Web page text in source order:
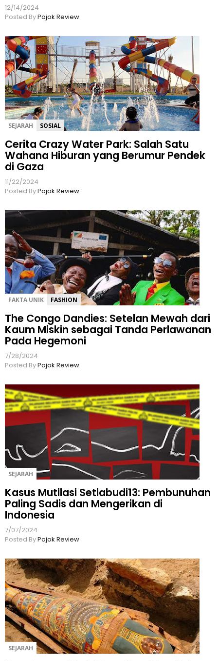
12/14/2024
Posted ByPojok Review
SEJARAH SOSIAL
Cerita Crazy Water Park: Salah Satu
Wahana Hiburan yang Berumur Pendek
di Gaza
11/22/2024
Posted ByPojok Review
FAKTA UNIK FASHION
The Congo Dandies: Setelan Mewah dari
Kaum Miskin sebagai Tanda Perlawanan
Pada Hegemoni
7/28/2024
Posted ByPojok Review
SEJARAH
Kasus Mutilasi Setiabudi13: Pembunuhan
Paling Sadis dan Mengerikan di
Indonesia
7/07/2024
Posted ByPojok Review
SEJARAH